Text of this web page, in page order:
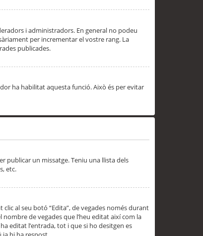
i administradors. En general no podeu
per incrementar el vostre rang. La
publicades.
ha habilitat aquesta funció. Això és per evitar
publicar un missatge. Teniu una llista dels
etc.
al seu botó “Edita”, de vegades només durant
de vegades que l’heu editat així com la
editat l’entrada, tot i que si ho desitgen es